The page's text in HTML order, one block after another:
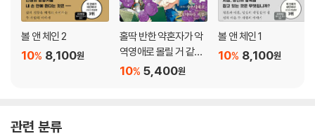
볼 앤 체인 2
8,100원
10%
홀딱 반한 약혼자가 악
역영애로 몰릴 거 같아
서 4 5,400원
10%
볼 앤 체인 1
8,100원
10%
관련 분류